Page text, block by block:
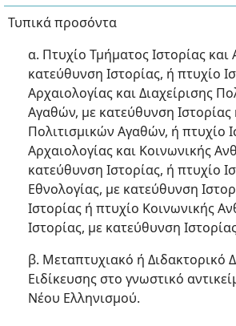
Τυπικά προσόντα
α. Πτυχίο Τμήματος Ιστορίας και
κατεύθυνση Ιστορίας, ή πτυχίο
Αρχαιολογίας και Διαχείρισης
Αγαθών, με κατεύθυνση Ιστορίας
Πολιτισμικών Αγαθών, ή πτυχίο
Αρχαιολογίας και Κοινωνικής
κατεύθυνση Ιστορίας, ή πτυχίο
Εθνολογίας, με κατεύθυνση
Ιστορίας ή πτυχίο Κοινωνικής
Ιστορίας, με κατεύθυνση
β. Μεταπτυχιακό ή Διδακτορικό
Ειδίκευσης στο γνωστικό
Νέου Ελληνισμού.